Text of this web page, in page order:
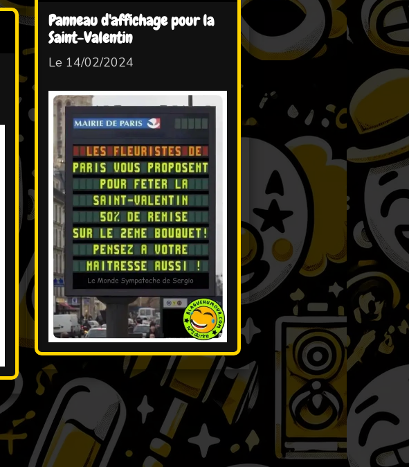
Panneau d'affichage pour la
Saint-Valentin
Le 14/02/2024